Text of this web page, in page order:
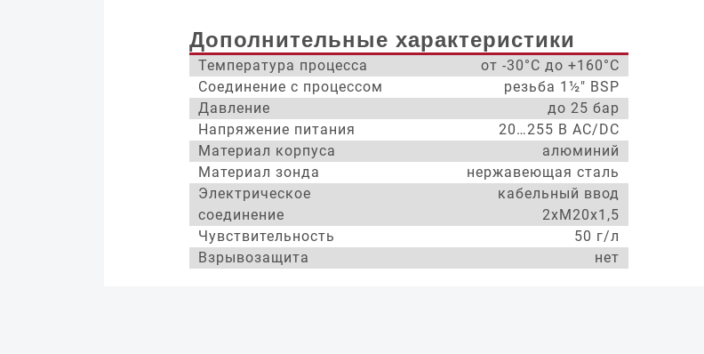
Дополнительные характеристики
Температура процесса
от -30°С до +160°С
Соединение с процессом
резьба 1½" BSP
Давление
до 25 бар
Напряжение питания
20…255 В AC/DC
Материал корпуса
алюминий
Материал зонда
нержавеющая сталь
Электрическое
соединение
кабельный ввод
2хМ20х1,5
Чувствительность
50 г/л
Взрывозащита
нет